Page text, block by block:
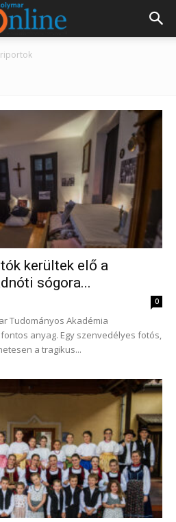
kerültek elő a
sógora...
0
Tudományos Akadémia
anyag. Egy szenvedélyes fotós,
a tragikus...